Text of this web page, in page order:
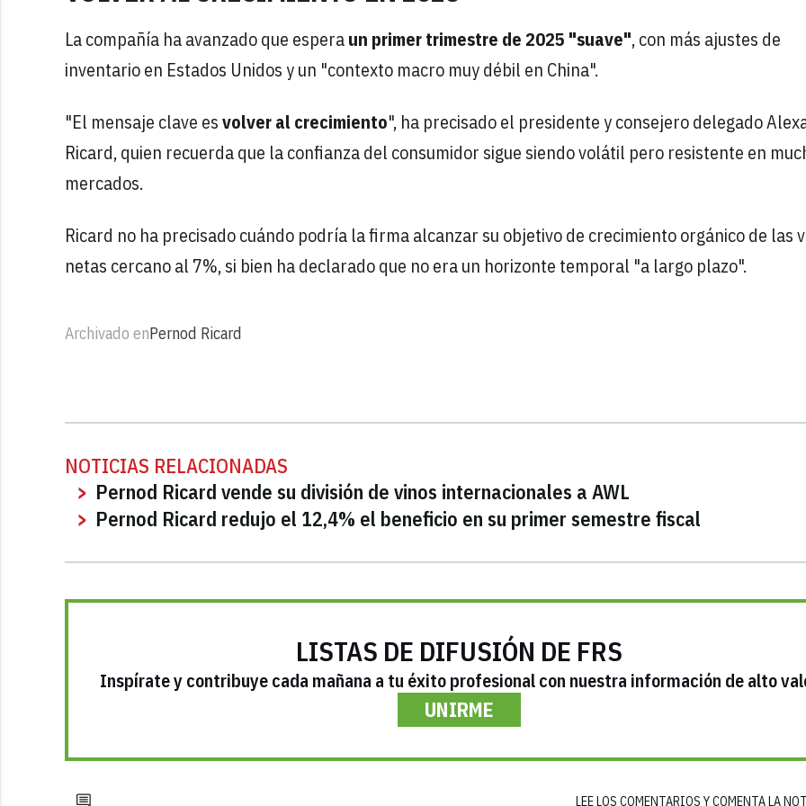
La compañía ha avanzado que esperaun primer trimestre de 2025 "suave", con más ajustes de
inventario en Estados Unidos y un "contexto macro muy débil en China".
"El mensaje clave esvolver al crecimiento", ha precisado el presidente y consejero delegado
Ricard, quien recuerda que la confianza del consumidor sigue siendo volátil pero resistente en
mercados.
Ricard no ha precisado cuándo podría la firma alcanzar su objetivo de crecimiento orgánico de las
netas cercano al 7%, si bien ha declarado que no era un horizonte temporal "a largo plazo".
Archivado enPernod Ricard
NOTICIAS RELACIONADAS
Pernod Ricard vende su división de vinos internacionales a AWL
Pernod Ricard redujo el 12,4% el beneficio en su primer semestre fiscal
LISTAS DE DIFUSIÓN DE FRS
Inspírate y contribuye cada mañana a tu éxito profesional con nuestra información de alto
UNIRME
LEE LOS COMENTARIOS Y COMENTA LA